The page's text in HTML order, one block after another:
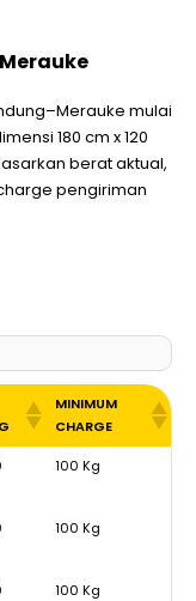
mulai
180 cm x 120
berat aktual,
pengiriman
MINIMUM
CHARGE
100 Kg
100 Kg
100 Kg